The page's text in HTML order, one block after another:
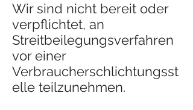
Wir sind nicht bereit oder
verpflichtet, an
Streitbeilegungsverfahren
vor einer
Verbraucherschlichtungsst
elle teilzunehmen.